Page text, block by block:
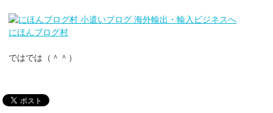
にほんブログ村
ではでは（＾＾）